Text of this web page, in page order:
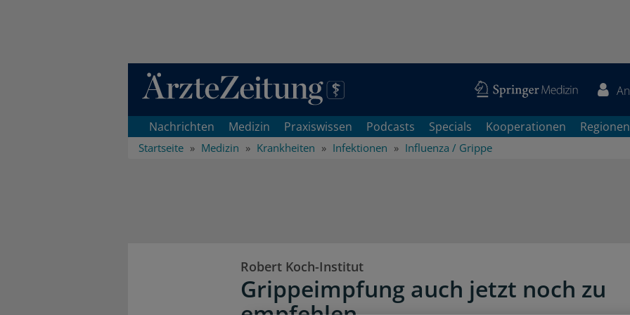
Direkt zum Inhaltsbereich
Nachrichten Medizin Praxiswissen Podcasts Specials Kooperationen Regionen
Startseite Medizin Krankheiten Infektionen Influenza / Grippe
Robert Koch-Institut
Grippeimpfung auch jetzt noch zu